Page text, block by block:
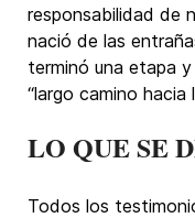
responsabilidad de
nació de las
terminó una etapa
“largo camino hacia
LO QUE SE
Todos los